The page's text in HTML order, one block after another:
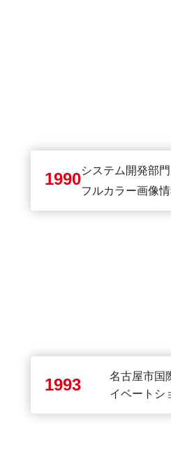
1990システム開発部
フルカラー画像
1993
名古屋市国
イベートシ